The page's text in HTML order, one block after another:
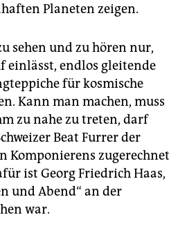
Planeten zeigen.
sehen und zu hören nur,
einlässt, endlos gleitende
für kosmische
Kann man machen, muss
zu nahe zu treten, darf
Beat Furrer der
Komponierens zugerechnet
ist Georg Friedrich Haas,
und Abend“ an der
war.